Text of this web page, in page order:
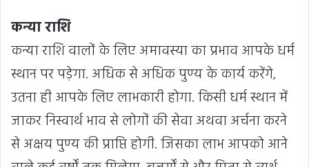
कन्या राशि
कन्या राशि वालों के लिए अमावस्या का प्रभाव आपके धर्म
स्थान पर पड़ेगा. अधिक से अधिक पुण्य के कार्य करेंगे,
उतना ही आपके लिए लाभकारी होगा. किसी धर्म स्थान में
जाकर निस्वार्थ भाव से लोगों की सेवा अथवा अर्चना करने
से अक्षय पुण्य की प्राप्ति होगी. जिसका लाभ आपको आने